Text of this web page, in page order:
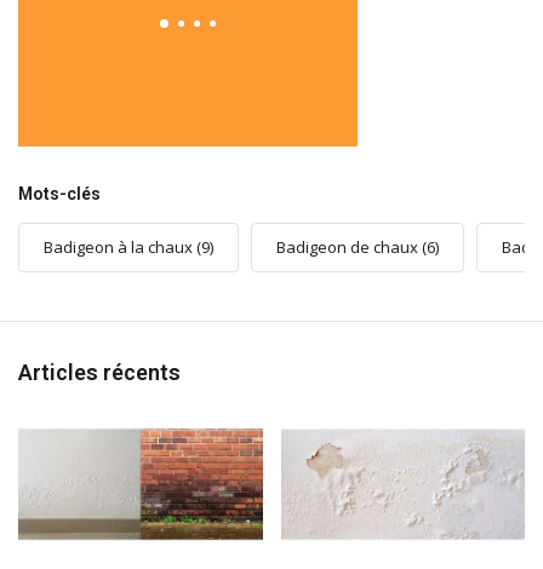
Mots-clés
Badigeon à la chaux(9) Badigeon de chaux(6)
Articles récents